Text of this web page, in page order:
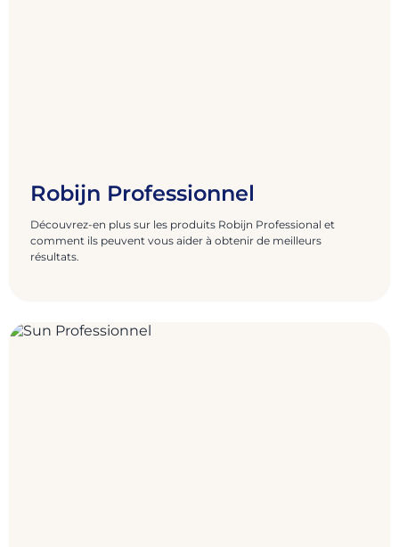
Robijn Professionnel
Découvrez-en plus sur les produits Robijn Professional et
comment ils peuvent vous aider à obtenir de meilleurs
résultats.